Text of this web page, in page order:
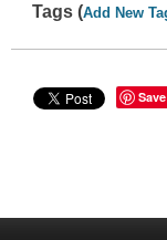
Tags (Add New
Save